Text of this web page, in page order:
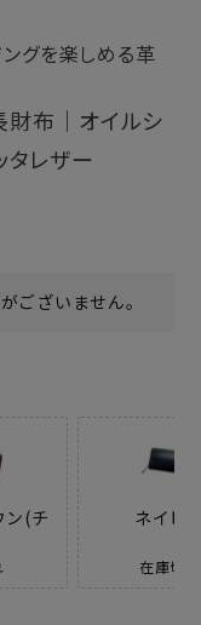
グを楽しめる革
財布｜オイルシ
タレザー
ございません。
ン(チ
ネイビ
在庫切れ